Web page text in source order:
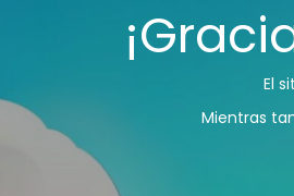
El
Mientras